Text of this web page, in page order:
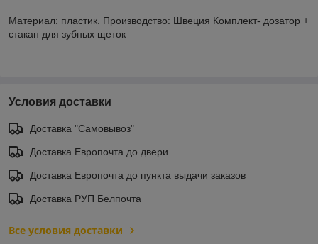
Материал: пластик. Производство: Швеция Комплект- дозатор +
стакан для зубных щеток
Условия доставки
Доставка "Самовывоз"
Доставка Европочта до двери
Доставка Европочта до пункта выдачи заказов
Доставка РУП Белпочта
Все условия доставки